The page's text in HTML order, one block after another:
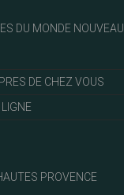
DU MONDE NOUVEAU
DE CHEZ VOUS
PROVENCE